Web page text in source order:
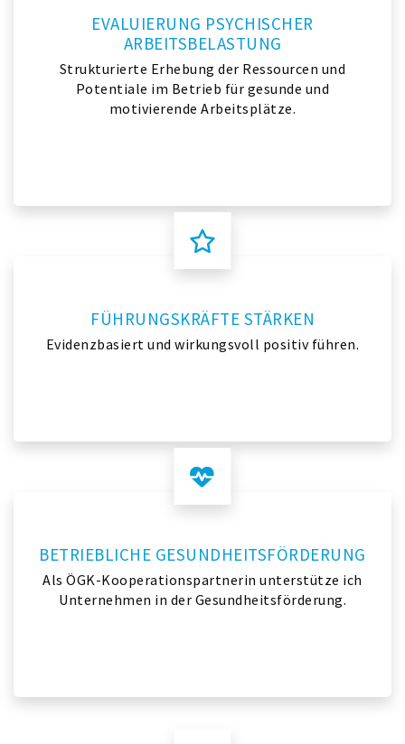
EVALUIERUNG PSYCHISCHER
ARBEITSBELASTUNG
Strukturierte Erhebung der Ressourcen und
Potentiale im Betrieb für gesunde und
motivierende Arbeitsplätze.
FÜHRUNGSKRÄFTE STÄRKEN
Evidenzbasiert und wirkungsvoll positiv führen.
BETRIEBLICHE GESUNDHEITSFÖRDERUNG
Als ÖGK-Kooperationspartnerin unterstütze ich
Unternehmen in der Gesundheitsförderung.